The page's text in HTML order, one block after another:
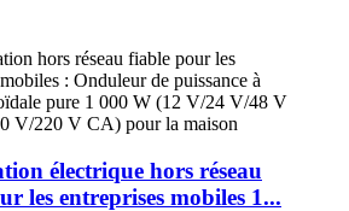
électrique hors réseau
les entreprises mobiles 1...